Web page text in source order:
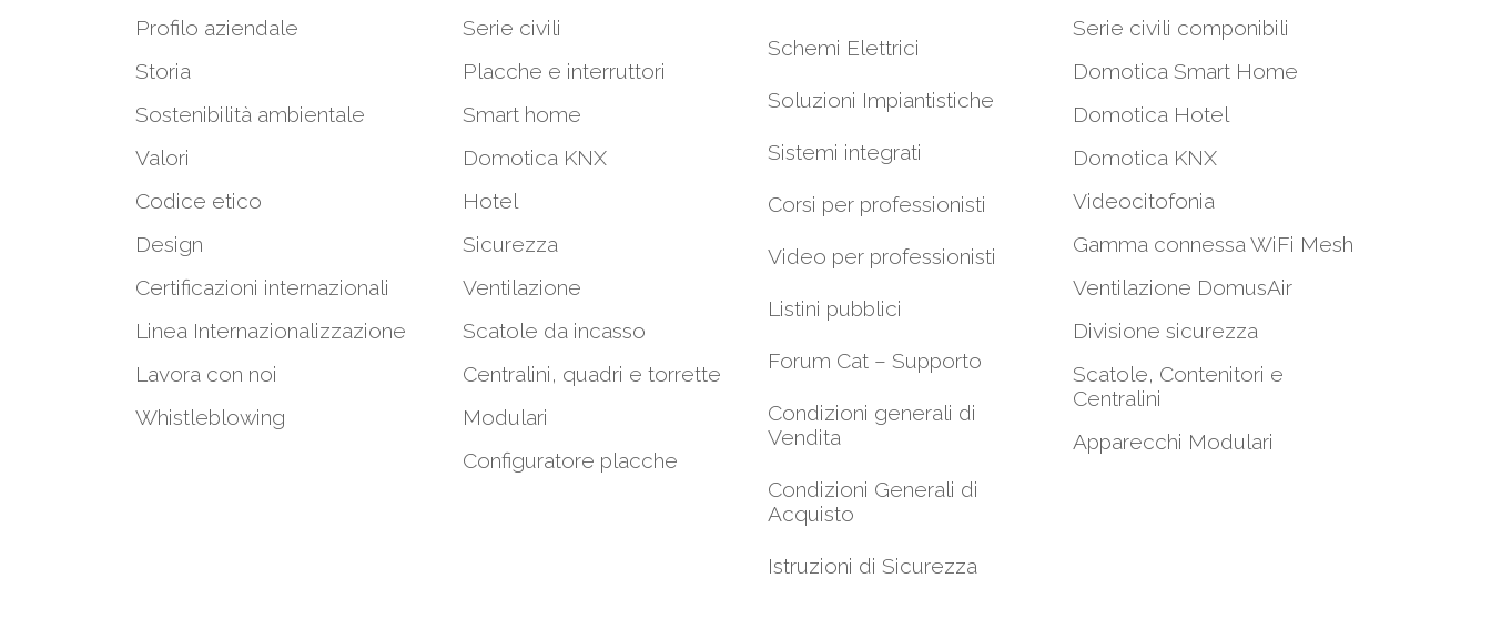
Profilo aziendale
Storia
Sostenibilità ambientale
Valori
Codice etico
Design
Certificazioni internazionali
Linea Internazionalizzazione
Lavora con noi
Whistleblowing
Serie civili
Placche e interruttori
Smart home
Domotica KNX
Hotel
Sicurezza
Ventilazione
Scatole da incasso
Centralini, quadri e torrette
Modulari
Configuratore placche
Schemi Elettrici
Soluzioni Impiantistiche
Sistemi integrati
Corsi per professionisti
Video per professionisti
Listini pubblici
Forum Cat – Supporto
Condizioni generali di
Vendita
Condizioni Generali di
Acquisto
Istruzioni di Sicurezza
Serie civili componibili
Domotica Smart Home
Domotica Hotel
Domotica KNX
Videocitofonia
Gamma connessa WiFi Mesh
Ventilazione DomusAir
Divisione sicurezza
Scatole, Contenitori e
Centralini
Apparecchi Modulari